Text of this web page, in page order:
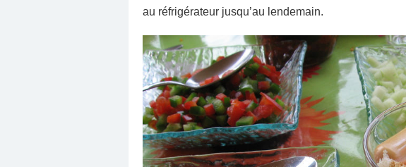
au réfrigéra­teur jusqu’au lendemain.